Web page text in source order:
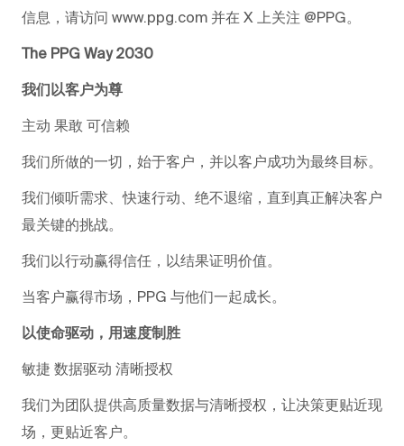
信息，请访问 www.ppg.com 并在 X 上关注 @PPG。
The PPG Way 2030
我们以客户为尊
主动 果敢 可信赖
我们所做的一切，始于客户，并以客户成功为最终目标。
我们倾听需求、快速行动、绝不退缩，直到真正解决客户
最关键的挑战。
我们以行动赢得信任，以结果证明价值。
当客户赢得市场，PPG 与他们一起成长。
以使命驱动，用速度制胜
敏捷 数据驱动 清晰授权
我们为团队提供高质量数据与清晰授权，让决策更贴近现
场，更贴近客户。